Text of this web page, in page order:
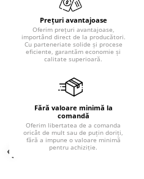
Prețuri avantajoase
Oferim prețuri avantajoase,
importând direct de la producători.
Cu parteneriate solide și procese
eficiente, garantăm economie și
calitate superioară.
Fără valoare minimă la
comandă
Oferim libertatea de a comanda
oricât de mult sau de puțin doriți,
fără a impune o valoare minimă
pentru achiziție.